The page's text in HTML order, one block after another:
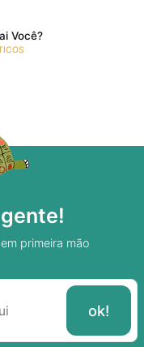
Você?
primeira mão